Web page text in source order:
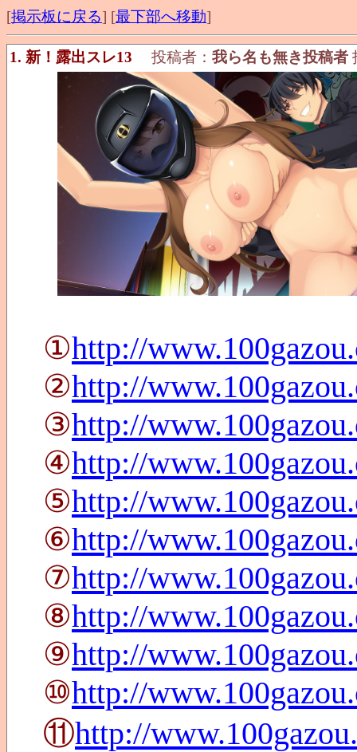
[掲示板に戻る] [最下部へ移動]
1. 新！露出スレ13 投稿者： 我ら名も無き投稿者
①http://
②http://
③http://
④http://
⑤http://
⑥http://
⑦http://
⑧http://
⑨http://
⑩http://
⑪http://